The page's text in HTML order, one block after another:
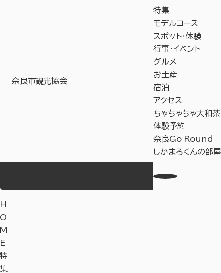
奈良市観光協会
特集
モデルコース
スポット・体験
行事・イベント
グルメ
お土産
宿泊
アクセス
ちゃちゃちゃ大和茶
体験予約
奈良Go Round
しかまろくんの部屋
H
O
M
E
特
集